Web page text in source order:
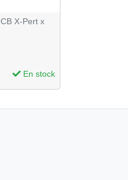
X-Pert x
En stock